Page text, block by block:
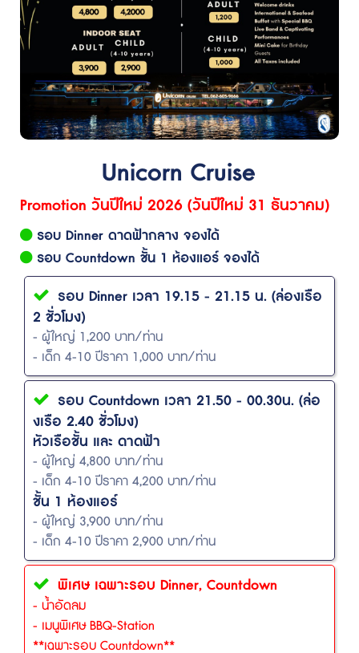
Unicorn Cruise
Promotion วันปีใหม่ 2026 (วันปีใหม่ 31 ธันวาคม)
รอบ Dinner ดาดฟ้ากลาง จองได้
รอบ Countdown ชั้น 1 ห้องแอร์ จองได้
รอบ Dinner เวลา 19.15 - 21.15 น. (ล่องเรือ
2 ชั่วโมง)
- ผู้ใหญ่ 1,200 บาท/ท่าน
- เด็ก 4-10 ปีราคา 1,000 บาท/ท่าน
รอบ Countdown เวลา 21.50 - 00.30น. (ล่อ
งเรือ 2.40 ชั่วโมง)
หัวเรือชั้น และ ดาดฟ้า
- ผู้ใหญ่ 4,800 บาท/ท่าน
- เด็ก 4-10 ปีราคา 4,200 บาท/ท่าน
ชั้น 1 ห้องแอร์
- ผู้ใหญ่ 3,900 บาท/ท่าน
- เด็ก 4-10 ปีราคา 2,900 บาท/ท่าน
พิเศษ เฉพาะรอบ Dinner, Countdown
- น้ำอัดลม
- เมนูพิเศษ BBQ-Station
**เฉพาะรอบ Countdown**